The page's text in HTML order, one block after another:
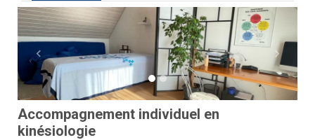
Previous Next
Accompagnement individuel en
kinésiologie